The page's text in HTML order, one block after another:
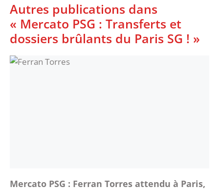
Autres publications dans
« Mercato PSG : Transferts et
dossiers brûlants du Paris SG ! »
Mercato PSG : Ferran Torres attendu à Paris,